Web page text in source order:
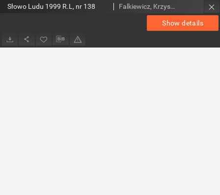
Show details
Słowo Ludu 1999 R.L, nr 138 Falkiewicz, Krzysztof. Red.